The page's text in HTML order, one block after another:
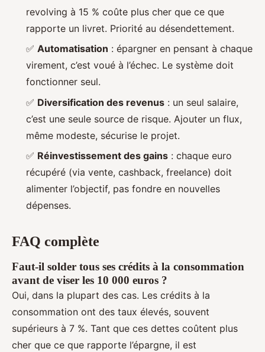
revolving à 15 % coûte plus cher que ce que
rapporte un livret. Priorité au désendettement.
✅ Automatisation : épargner en pensant à chaque
virement, c’est voué à l’échec. Le système doit
fonctionner seul.
✅ Diversification des revenus : un seul salaire,
c’est une seule source de risque. Ajouter un flux,
même modeste, sécurise le projet.
✅ Réinvestissement des gains : chaque euro
récupéré (via vente, cashback, freelance) doit
alimenter l’objectif, pas fondre en nouvelles
dépenses.
FAQ complète
Faut-il solder tous ses crédits à la consommation
avant de viser les 10 000 euros ?
Oui, dans la plupart des cas. Les crédits à la
consommation ont des taux élevés, souvent
supérieurs à 7 %. Tant que ces dettes coûtent plus
cher que ce que rapporte l’épargne, il est